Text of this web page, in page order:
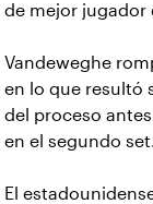
de mejor jugador
Vandeweghe
en lo que resultó
del proceso
en el segundo
El